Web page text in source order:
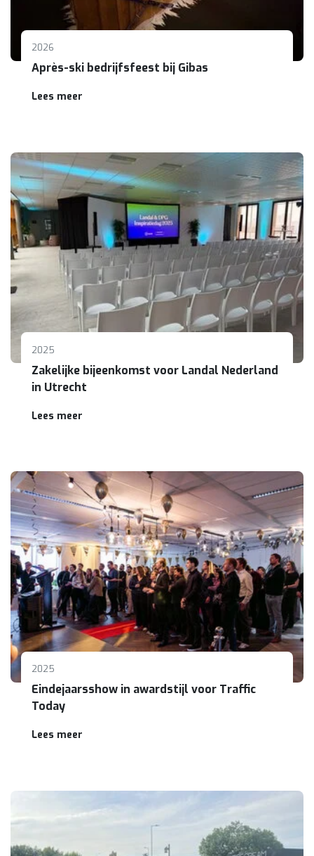
2026
Après-ski bedrijfsfeest bij Gibas
Lees meer
2025
Zakelijke bijeenkomst voor Landal Nederland
in Utrecht
Lees meer
2025
Eindejaarsshow in awardstijl voor Traffic
Today
Lees meer